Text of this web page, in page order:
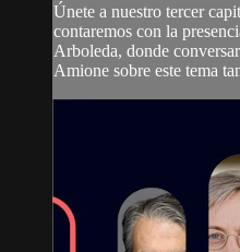
Únete a nuestro tercer
contaremos con la
Arboleda, donde
Amione sobre este tema